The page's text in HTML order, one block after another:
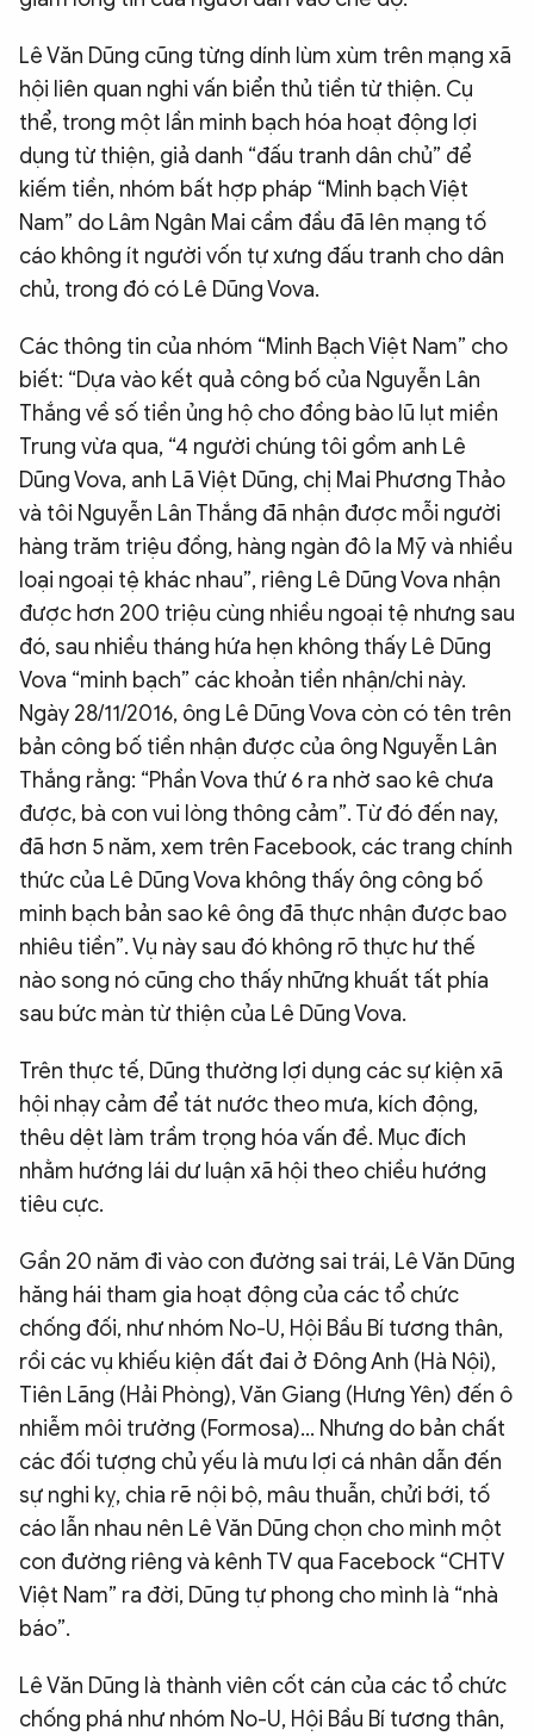
Lê Văn Dũng cũng từng dính lùm xùm trên mạng xã
hội liên quan nghi vấn biển thủ tiền từ thiện. Cụ
thể, trong một lần minh bạch hóa hoạt động lợi
dụng từ thiện, giả danh “đấu tranh dân chủ” để
kiếm tiền, nhóm bất hợp pháp “Minh bạch Việt
Nam” do Lâm Ngân Mai cầm đầu đã lên mạng tố
cáo không ít người vốn tự xưng đấu tranh cho dân
chủ, trong đó có Lê Dũng Vova.
Các thông tin của nhóm “Minh Bạch Việt Nam” cho
biết: “Dựa vào kết quả công bố của Nguyễn Lân
Thắng về số tiền ủng hộ cho đồng bào lũ lụt miền
Trung vừa qua, “4 người chúng tôi gồm anh Lê
Dũng Vova, anh Lã Việt Dũng, chị Mai Phương Thảo
và tôi Nguyễn Lân Thắng đã nhận được mỗi người
hàng trăm triệu đồng, hàng ngàn đô la Mỹ và nhiều
loại ngoại tệ khác nhau”, riêng Lê Dũng Vova nhận
được hơn 200 triệu cùng nhiều ngoại tệ nhưng sau
đó, sau nhiều tháng hứa hẹn không thấy Lê Dũng
Vova “minh bạch” các khoản tiền nhận/chi này.
Ngày 28/11/2016, ông Lê Dũng Vova còn có tên trên
bản công bố tiền nhận được của ông Nguyễn Lân
Thắng rằng: “Phần Vova thứ 6 ra nhờ sao kê chưa
được, bà con vui lòng thông cảm”. Từ đó đến nay,
đã hơn 5 năm, xem trên Facebook, các trang chính
thức của Lê Dũng Vova không thấy ông công bố
minh bạch bản sao kê ông đã thực nhận được bao
nhiêu tiền”. Vụ này sau đó không rõ thực hư thế
nào song nó cũng cho thấy những khuất tất phía
sau bức màn từ thiện của Lê Dũng Vova.
Trên thực tế, Dũng thường lợi dụng các sự kiện xã
hội nhạy cảm để tát nước theo mưa, kích động,
thêu dệt làm trầm trọng hóa vấn đề. Mục đích
nhằm hướng lái dư luận xã hội theo chiều hướng
tiêu cực.
Gần 20 năm đi vào con đường sai trái, Lê Văn Dũng
hăng hái tham gia hoạt động của các tổ chức
chống đối, như nhóm No-U, Hội Bầu Bí tương thân,
rồi các vụ khiếu kiện đất đai ở Đông Anh (Hà Nội),
Tiên Lãng (Hải Phòng), Văn Giang (Hưng Yên) đến ô
nhiễm môi trường (Formosa)… Nhưng do bản chất
các đối tượng chủ yếu là mưu lợi cá nhân dẫn đến
sự nghi kỵ, chia rẽ nội bộ, mâu thuẫn, chửi bới, tố
cáo lẫn nhau nên Lê Văn Dũng chọn cho mình một
con đường riêng và kênh TV qua Facebock “CHTV
Việt Nam” ra đời, Dũng tự phong cho mình là “nhà
báo”.
Lê Văn Dũng là thành viên cốt cán của các tổ chức
chống phá như nhóm No-U, Hội Bầu Bí tương thân,